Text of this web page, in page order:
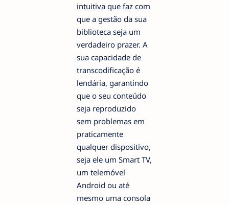
intuitiva que faz com
que a gestão da sua
biblioteca seja um
verdadeiro prazer. A
sua capacidade de
transcodificação é
lendária, garantindo
que o seu conteúdo
seja reproduzido
sem problemas em
praticamente
qualquer dispositivo,
seja ele um Smart TV,
um telemóvel
Android ou até
mesmo uma consola